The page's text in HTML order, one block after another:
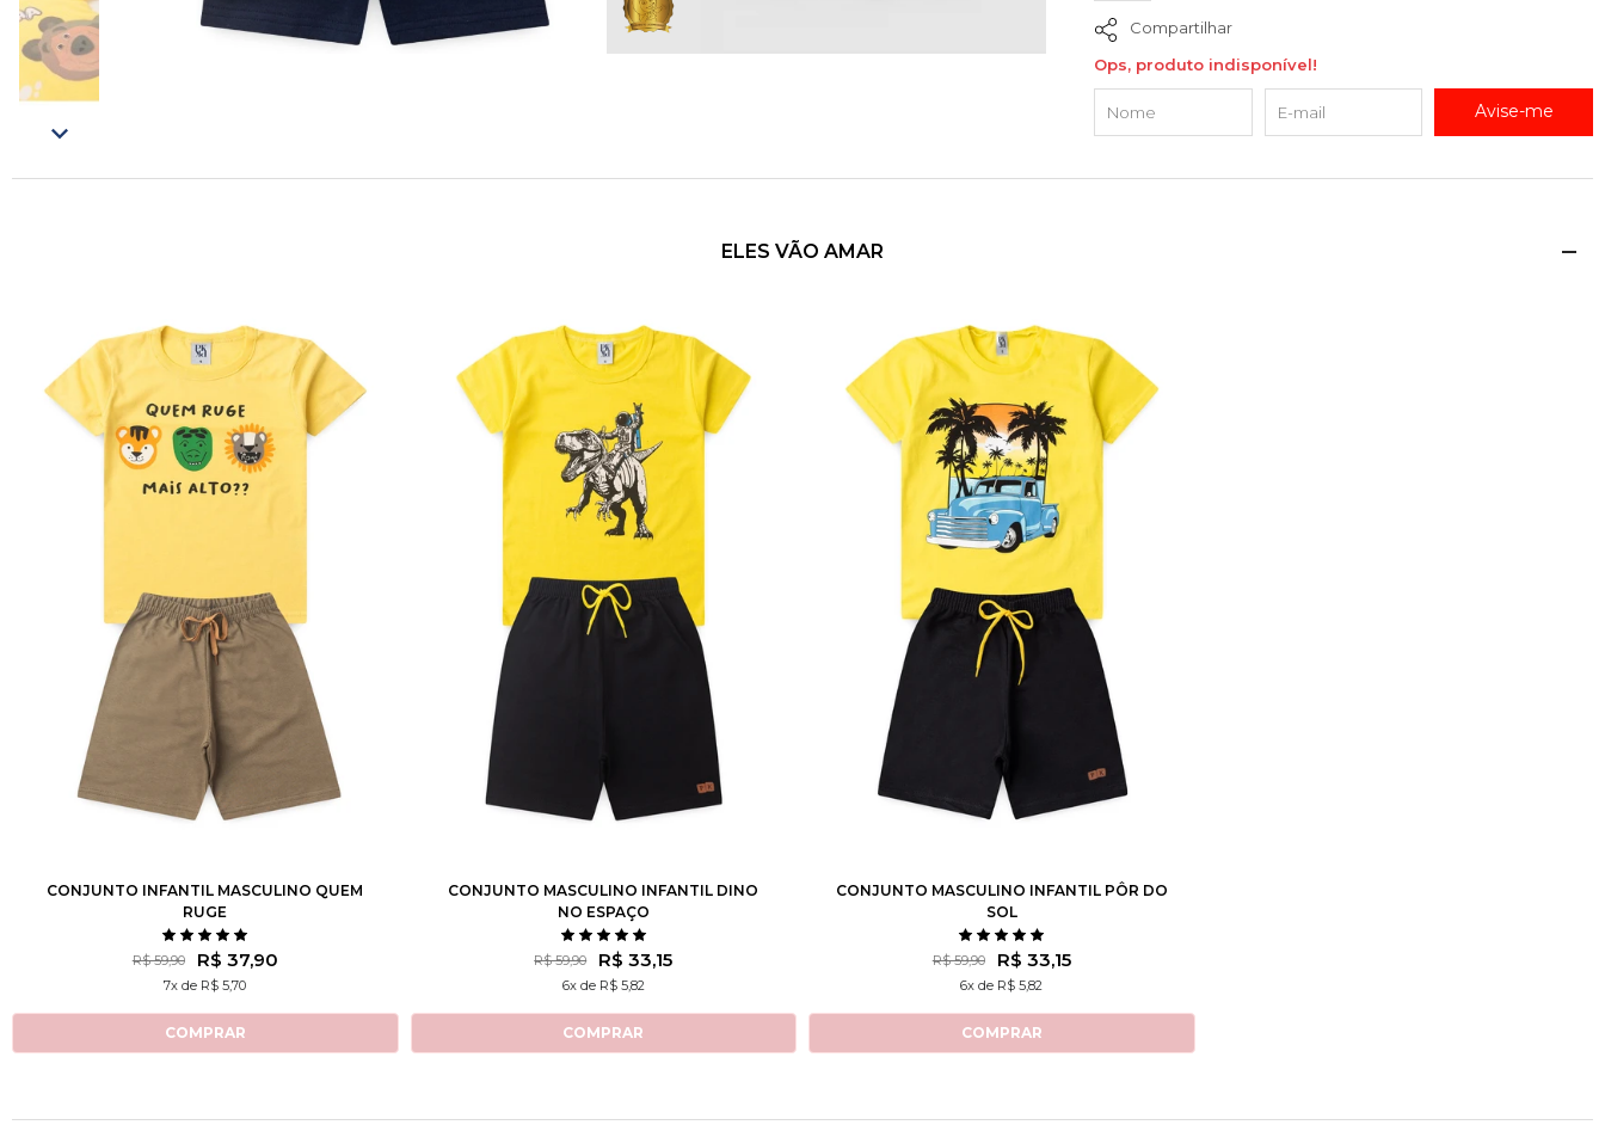
Compartilhar
Ops, produto indisponível!
Avise-me
ELES VÃO AMAR
CONJUNTO INFANTIL MASCULINO QUEM
RUGE
R$ 59,90 R$ 37,90
7x de R$ 5,70
COMPRAR
CONJUNTO MASCULINO INFANTIL DINO
NO ESPAÇO
R$ 59,90 R$ 33,15
6x de R$ 5,82
COMPRAR
CONJUNTO MASCULINO INFANTIL PÔR DO
SOL
R$ 59,90 R$ 33,15
6x de R$ 5,82
COMPRAR